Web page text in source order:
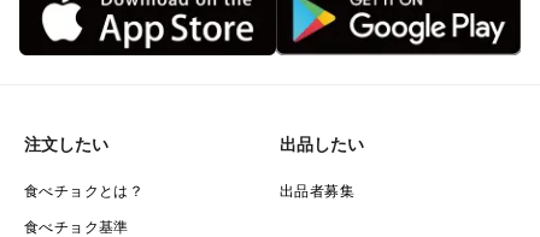
注文したい
食べチョクとは？
食べチョク基準
出品したい
出品者募集